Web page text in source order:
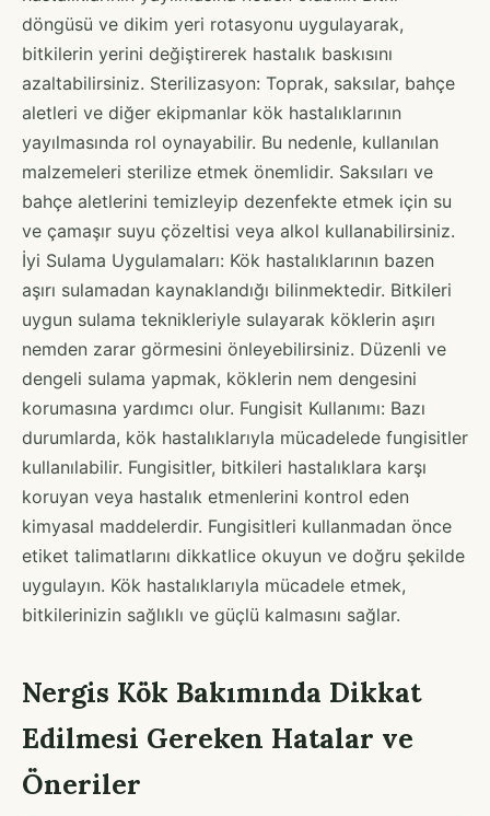
döngüsü ve dikim yeri rotasyonu uygulayarak,
bitkilerin yerini değiştirerek hastalık baskısını
azaltabilirsiniz. Sterilizasyon: Toprak, saksılar, bahçe
aletleri ve diğer ekipmanlar kök hastalıklarının
yayılmasında rol oynayabilir. Bu nedenle, kullanılan
malzemeleri sterilize etmek önemlidir. Saksıları ve
bahçe aletlerini temizleyip dezenfekte etmek için su
ve çamaşır suyu çözeltisi veya alkol kullanabilirsiniz.
İyi Sulama Uygulamaları: Kök hastalıklarının bazen
aşırı sulamadan kaynaklandığı bilinmektedir. Bitkileri
uygun sulama teknikleriyle sulayarak köklerin aşırı
nemden zarar görmesini önleyebilirsiniz. Düzenli ve
dengeli sulama yapmak, köklerin nem dengesini
korumasına yardımcı olur. Fungisit Kullanımı: Bazı
durumlarda, kök hastalıklarıyla mücadelede fungisitler
kullanılabilir. Fungisitler, bitkileri hastalıklara karşı
koruyan veya hastalık etmenlerini kontrol eden
kimyasal maddelerdir. Fungisitleri kullanmadan önce
etiket talimatlarını dikkatlice okuyun ve doğru şekilde
uygulayın. Kök hastalıklarıyla mücadele etmek,
bitkilerinizin sağlıklı ve güçlü kalmasını sağlar.
Nergis Kök Bakımında Dikkat
Edilmesi Gereken Hatalar ve
Öneriler